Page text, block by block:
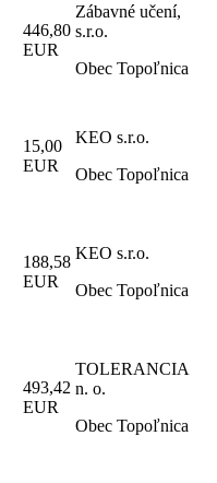
446,80
EUR
Zábavné učení,
s.r.o.
Obec Topoľnica
15,00
EUR
KEO s.r.o.
Obec Topoľnica
188,58
EUR
KEO s.r.o.
Obec Topoľnica
493,42
EUR
TOLERANCIA
n. o.
Obec Topoľnica